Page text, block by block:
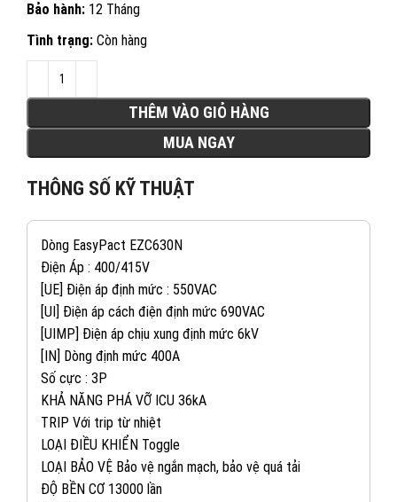
Bảo hành: 12 Tháng
Tình trạng: Còn hàng
THÊM VÀO GIỎ HÀNG
MUA NGAY
THÔNG SỐ KỸ THUẬT
Dòng EasyPact EZC630N
Điện Áp : 400/415V
[UE] Điện áp định mức : 550VAC
[UI] Điện áp cách điện định mức 690VAC
[UIMP] Điện áp chịu xung định mức 6kV
[IN] Dòng định mức 400A
Số cực : 3P
KHẢ NĂNG PHÁ VỠ ICU 36kA
TRIP Với trip từ nhiệt
LOẠI ĐIỀU KHIỂN Toggle
LOẠI BẢO VỆ Bảo vệ ngắn mạch, bảo vệ quá tải
ĐỘ BỀN CƠ 13000 lần